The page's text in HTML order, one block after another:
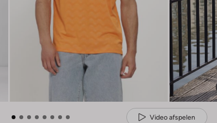
Video afspelen